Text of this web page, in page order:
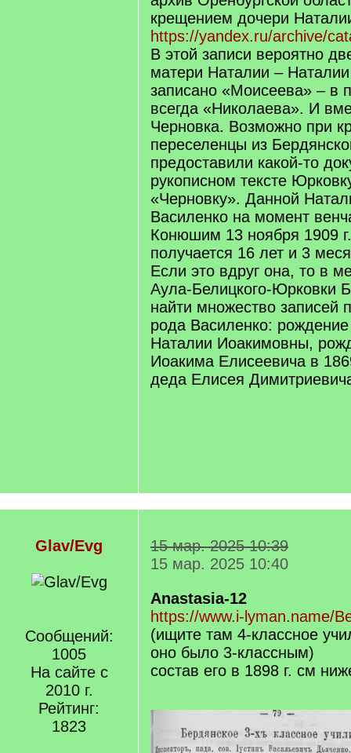
крещением дочери
https://yandex.ru/archive/
В этой записи вероятно
матери Наталии –
записано «Моисеева» – в
всегда «Николаева». И
Черновка. Возможно при
переселенцы из
предоставили какой-то
рукописном тексте
«Черновку». Данной
Василенко на момент
Конюшим 13 ноября 1909
получается 16 лет и 3
Если это вдруг она, то в
Аула-Белицкого-Юрковки
найти множество записей
рода Василенко:
Наталии Иоакимовны,
Иоакима Елисеевича в
деда Елисея
Glav/Evg
Сообщений:
1005
На сайте с
2010 г.
Рейтинг:
1823
15 мар. 2025 10:39
15 мар. 2025 10:40
Anastasia-12
https://www.i-lyman.name/
(ищите там 4-классное
оно было 3-классным)
состав его в 1898 г. см